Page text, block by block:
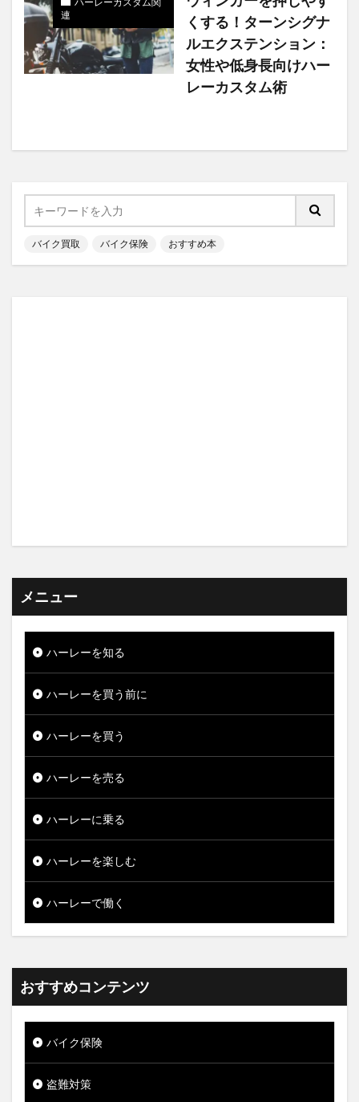
連
くする！ターンシグナ
ルエクステンション：
女性や低身長向けハー
レーカスタム術
バイク買取 バイク保険 おすすめ本
メニュー
ハーレーを知る
ハーレーを買う前に
ハーレーを買う
ハーレーを売る
ハーレーに乗る
ハーレーを楽しむ
ハーレーで働く
おすすめコンテンツ
バイク保険
盗難対策